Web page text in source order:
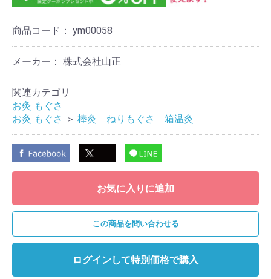
商品コード： ym00058
メーカー： 株式会社山正
関連カテゴリ
お灸 もぐさ
お灸 もぐさ ＞ 棒灸 ねりもぐさ 箱温灸
お気に入りに追加
この商品を問い合わせる
ログインして特別価格で購入